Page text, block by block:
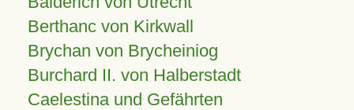
Berthanc von Kirkwall
Brychan von Brycheiniog
Burchard II. von Halberstadt
Caelestina und Gefährten